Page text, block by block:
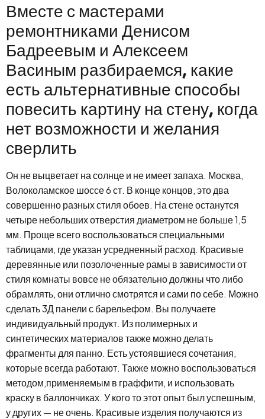
Вместе с мастерами
ремонтниками Денисом
Бадреевым и Алексеем
Васиным разбираемся, какие
есть альтернативные способы
повесить картину на стену, когда
нет возможности и желания
сверлить
Он не выцветает на солнце и не имеет запаха. Москва,
Волоколамское шоссе 6 ст. В конце концов, это два
совершенно разных стиля обоев. На стене останутся
четыре небольших отверстия диаметром не больше 1,5
мм. Проще всего воспользоваться специальными
таблицами, где указан усредненный расход. Красивые
деревянные или позолоченные рамы в зависимости от
стиля комнаты вовсе не обязательно должны что либо
обрамлять, они отлично смотрятся и сами по себе. Можно
сделать 3Д панели с барельефом. Вы получаете
индивидуальный продукт. Из полимерных и
синтетических материалов также можно делать
фрагменты для панно. Есть устоявшиеся сочетания,
которые всегда работают. Также можно воспользоваться
методом,применяемым в граффити, и использовать
краску в баллончиках. У кого то этот опыт был успешным,
у других — не очень. Красивые изделия получаются из